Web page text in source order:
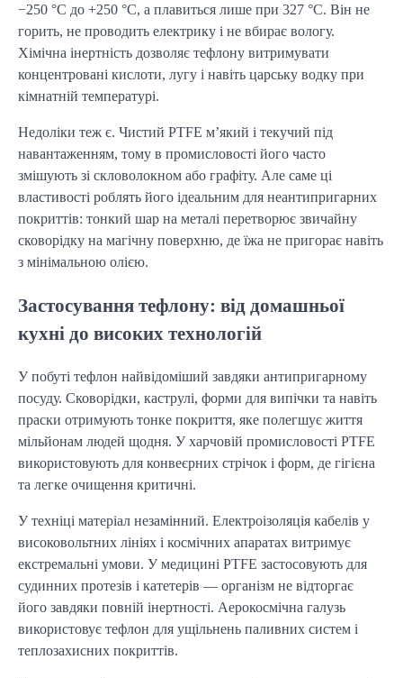
−250 °C до +250 °C, а плавиться лише при 327 °C. Він не
горить, не проводить електрику і не вбирає вологу.
Хімічна інертність дозволяє тефлону витримувати
концентровані кислоти, лугу і навіть царську водку при
кімнатній температурі.
Недоліки теж є. Чистий PTFE м’який і текучий під
навантаженням, тому в промисловості його часто
змішують зі скловолокном або графіту. Але саме ці
властивості роблять його ідеальним для неантипригарних
покриттів: тонкий шар на металі перетворює звичайну
сковорідку на магічну поверхню, де їжа не пригорає навіть
з мінімальною олією.
Застосування тефлону: від домашньої
кухні до високих технологій
У побуті тефлон найвідоміший завдяки антипригарному
посуду. Сковорідки, каструлі, форми для випічки та навіть
праски отримують тонке покриття, яке полегшує життя
мільйонам людей щодня. У харчовій промисловості PTFE
використовують для конвеєрних стрічок і форм, де гігієна
та легке очищення критичні.
У техніці матеріал незамінний. Електроізоляція кабелів у
високовольтних лініях і космічних апаратах витримує
екстремальні умови. У медицині PTFE застосовують для
судинних протезів і катетерів — організм не відторгає
його завдяки повній інертності. Аерокосмічна галузь
використовує тефлон для ущільнень паливних систем і
теплозахисних покриттів.